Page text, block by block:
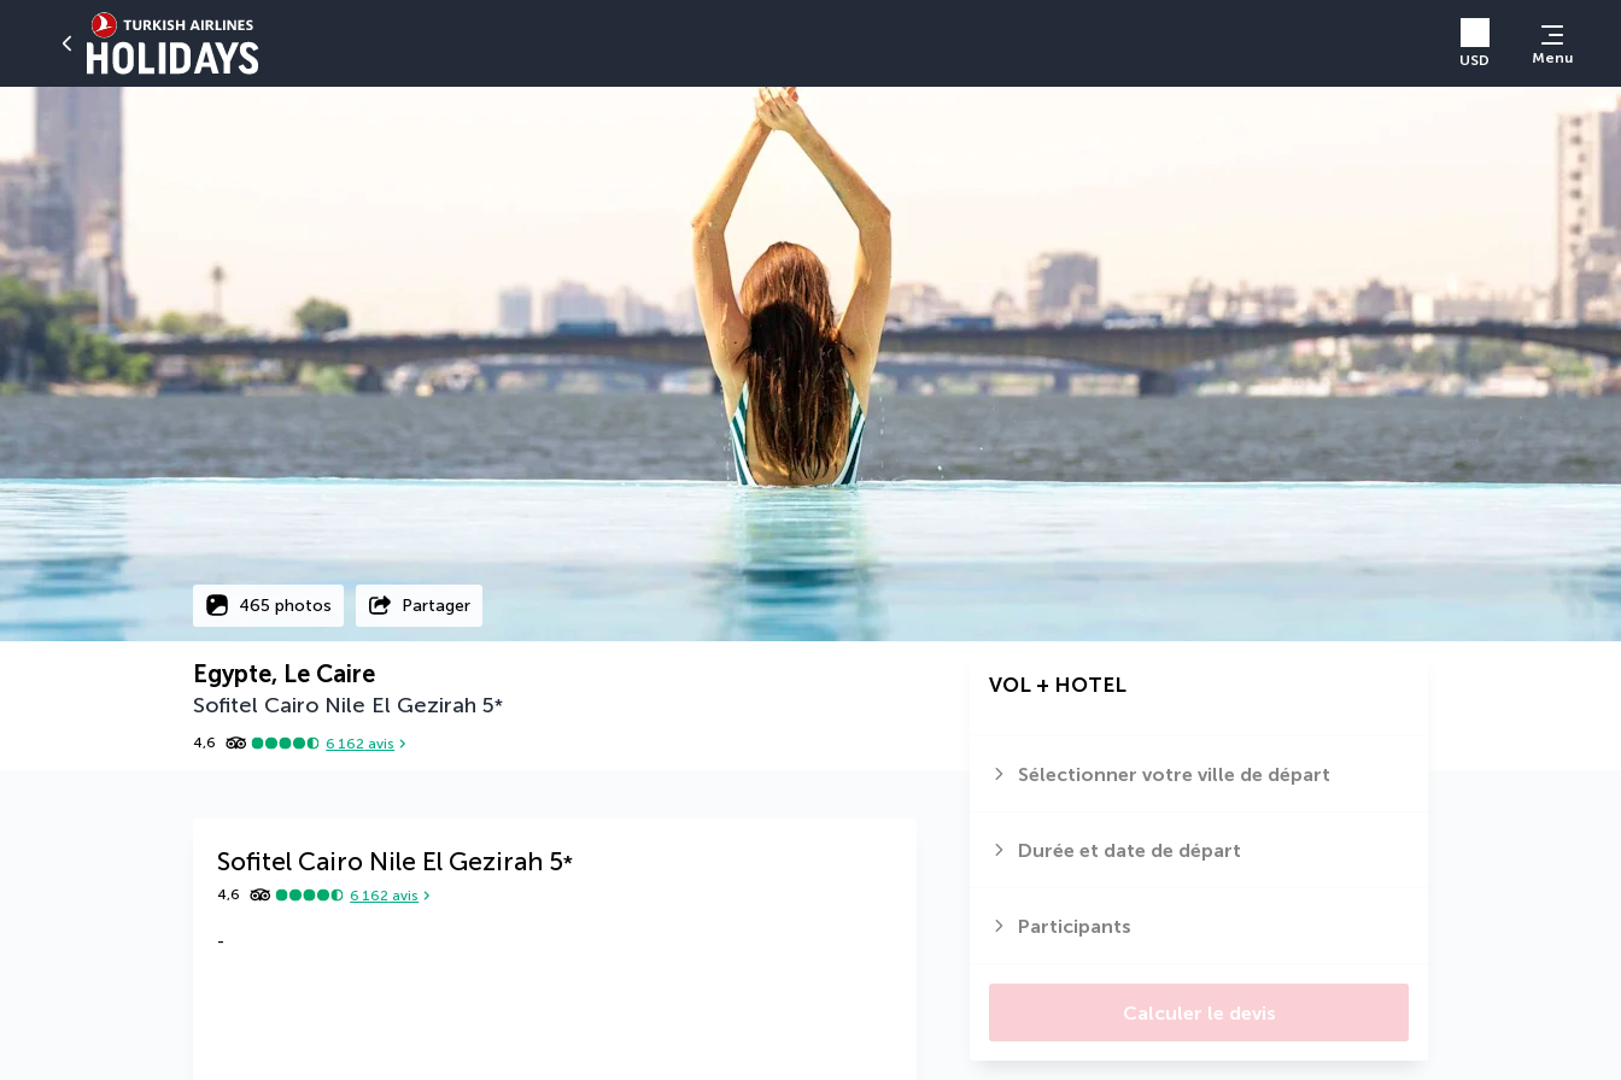
USD Menu
465 photos Partager
Egypte, Le Caire
Sofitel Cairo Nile El Gezirah 5*
4,6 6 162 avis
VOL + HOTEL
Sélectionner votre ville de départ
Durée et date de départ
Participants
Calculer le devis
Sofitel Cairo Nile El Gezirah 5*
4,6 6 162 avis
-